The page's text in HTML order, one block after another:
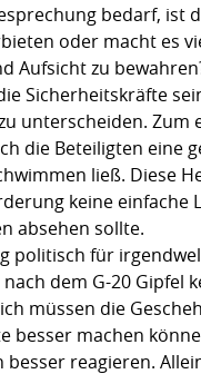
bedarf, ist
oder macht es
Aufsicht zu
Sicherheitskräfte
unterscheiden.
die Beteiligten eine
ließ. Diese
keine einfache
absehen sollte.
politisch für
dem G-20 Gipfel
müssen die
machen
reagieren.